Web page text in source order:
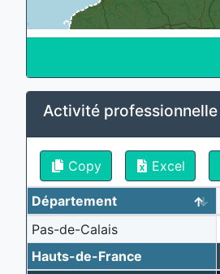
Activité professionnelle
Copy Excel
Département
Pas-de-Calais
Hauts-de-France